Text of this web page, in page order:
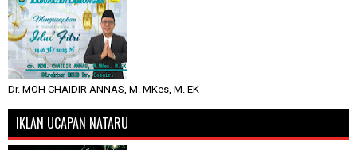
Dr. MOH CHAIDIR ANNAS, M. MKes, M. EK
IKLAN UCAPAN NATARU